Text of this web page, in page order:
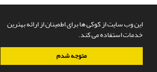
این وب سایت از کوکی ها برای اطمینان از ارائه بهترین
خدمات استفاده می کند.
متوجه شدم
سامانه مدیریت نشریات علمی.طراحی و پیاده سازی از